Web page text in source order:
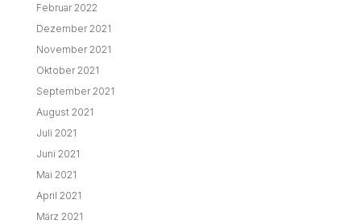
Februar 2022
Dezember 2021
November 2021
Oktober 2021
September 2021
August 2021
Juli 2021
Juni 2021
Mai 2021
April 2021
März 2021